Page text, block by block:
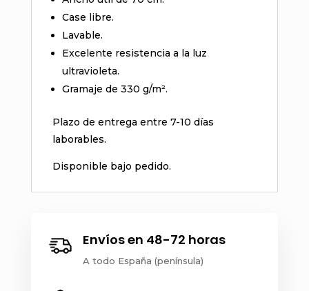
Case libre.
Lavable.
Excelente resistencia a la luz
ultravioleta.
Gramaje de 330 g/m².
Plazo de entrega entre 7-10 días
laborables.
Disponible bajo pedido.
Envíos en 48-72 horas
A todo España (península)